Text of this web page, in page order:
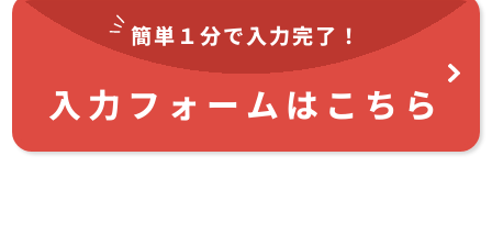
簡単１分で入力完了！
入力フォームはこちら